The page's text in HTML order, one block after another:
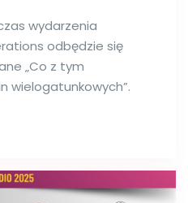
wydarzenia
odbędzie się
„Co z tym
wielogatunkowych”.